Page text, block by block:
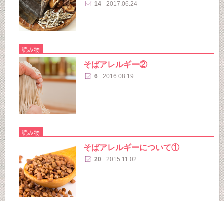
14 2017.06.24
読み物
そばアレルギー②
6 2016.08.19
読み物
そばアレルギーについて①
20 2015.11.02